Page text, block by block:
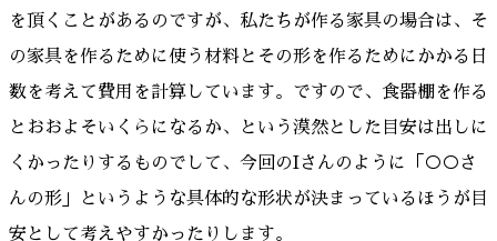
を頂くことがあるのですが、私たちが作る家具の場合は、そ
の家具を作るために使う材料とその形を作るためにかかる日
数を考えて費用を計算しています。ですので、食器棚を作る
とおおよそいくらになるか、という漠然とした目安は出しに
くかったりするものでして、今回のIさんのように「○○さ
んの形」というような具体的な形状が決まっているほうが目
安として考えやすかったりします。